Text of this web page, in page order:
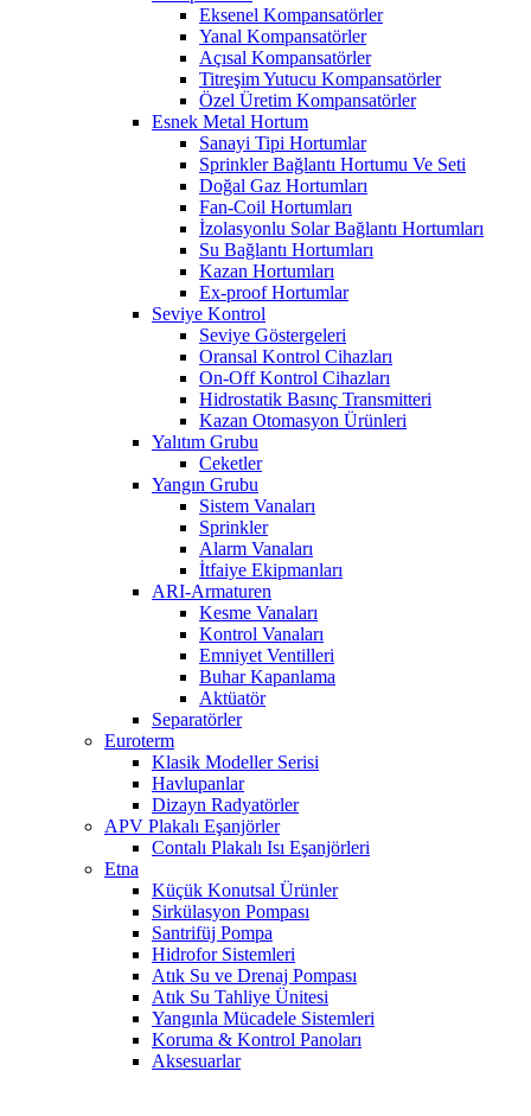
Eksenel Kompansatörler
Yanal Kompansatörler
Açısal Kompansatörler
Titreşim Yutucu Kompansatörler
Özel Üretim Kompansatörler
Esnek Metal Hortum
Sanayi Tipi Hortumlar
Sprinkler Bağlantı Hortumu Ve Seti
Doğal Gaz Hortumları
Fan-Coil Hortumları
İzolasyonlu Solar Bağlantı Hortumları
Su Bağlantı Hortumları
Kazan Hortumları
Ex-proof Hortumlar
Seviye Kontrol
Seviye Göstergeleri
Oransal Kontrol Cihazları
On-Off Kontrol Cihazları
Hidrostatik Basınç Transmitteri
Kazan Otomasyon Ürünleri
Yalıtım Grubu
Ceketler
Yangın Grubu
Sistem Vanaları
Sprinkler
Alarm Vanaları
İtfaiye Ekipmanları
ARI-Armaturen
Kesme Vanaları
Kontrol Vanaları
Emniyet Ventilleri
Buhar Kapanlama
Aktüatör
Separatörler
Euroterm
Klasik Modeller Serisi
Havlupanlar
Dizayn Radyatörler
APV Plakalı Eşanjörler
Contalı Plakalı Isı Eşanjörleri
Etna
Küçük Konutsal Ürünler
Sirkülasyon Pompası
Santrifüj Pompa
Hidrofor Sistemleri
Atık Su ve Drenaj Pompası
Atık Su Tahliye Ünitesi
Yangınla Mücadele Sistemleri
Koruma & Kontrol Panoları
Aksesuarlar